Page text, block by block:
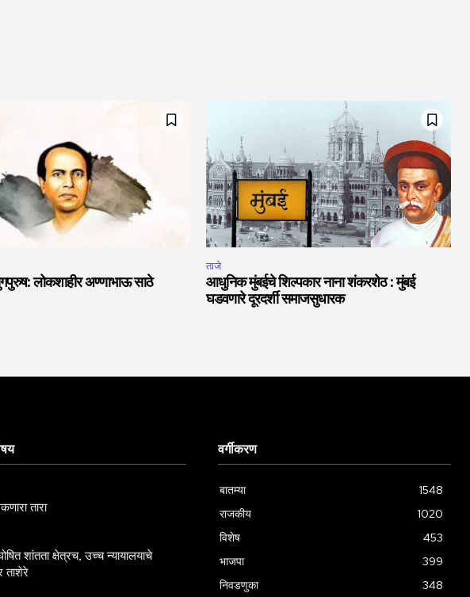
लोकशाहीर अण्णाभाऊ साठे
ताजे
आधुनिक मुंबईचे शिल्पकार नाना शंकरशेठ : मुंबई
घडवणारे दूरदर्शी समाजसुधारक
तारा
शांतता क्षेत्रच, उच्च न्यायालयाचे
ताशेरे
वर्गीकरण
बातम्या
1548
राजकीय
1020
विशेष
453
भाजपा
399
निवडणुका
348